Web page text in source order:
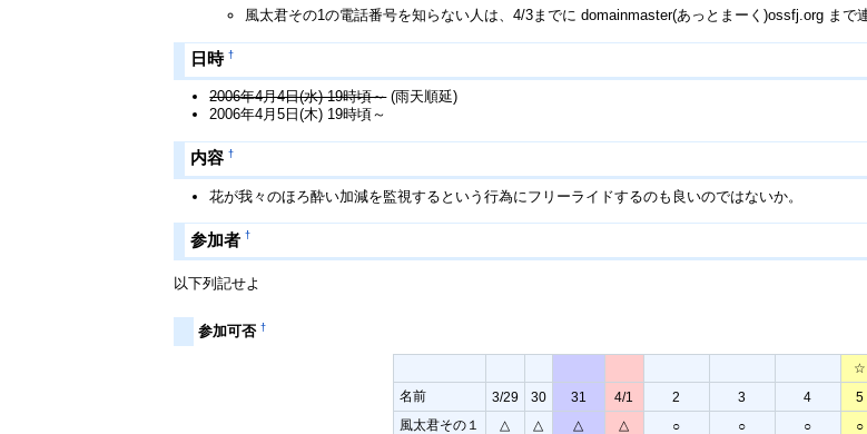
風太君その1の電話番号を知らない人は、4/3までに domainmaster(あっとまーく)ossfj.org まで
日時 †
2006年4月4日(水) 19時頃～(雨天順延)
2006年4月5日(木) 19時頃～
内容 †
花が我々のほろ酔い加減を監視するという行為にフリーライドするのも良いのではないか。
参加者 †
以下列記せよ
参加可否†
☆
名前
3/29 30 31 4/1 2 3 4 5
風太君その１
△ △ △ △ ○ ○ ○ ○